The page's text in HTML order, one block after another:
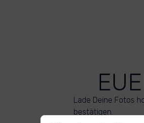
Lade Deine Fotos
bestätigen.